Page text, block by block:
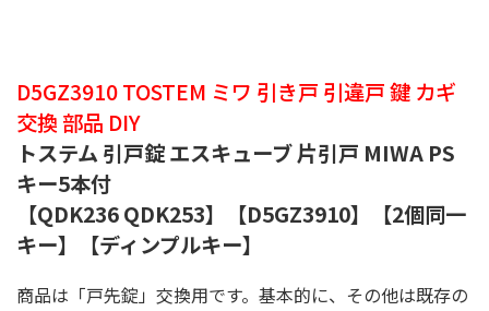
D5GZ3910 TOSTEM ミワ 引き戸 引違戸 鍵 カギ
交換 部品 DIY
トステム 引戸錠 エスキューブ 片引戸 MIWA PS
キー5本付
【QDK236 QDK253】【D5GZ3910】【2個同一
キー】【ディンプルキー】
商品は「戸先錠」交換用です。基本的に、その他は既存の